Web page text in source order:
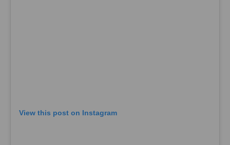
View this post on Instagram